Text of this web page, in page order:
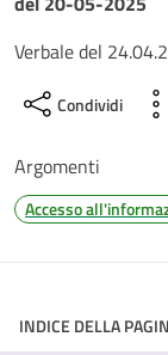
Verbale del
Condividi
Argomenti
Accesso
INDICE DELLA